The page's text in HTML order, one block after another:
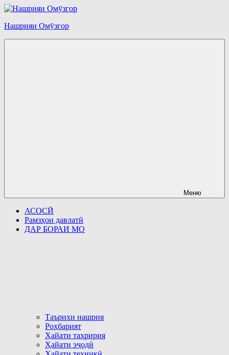
Перейти
содержимому
Нашрияи Омӯзгор
Меню
АСОСӢ
Рамзҳои давлатӣ
ДАР БОРАИ МО
Таърихи нашрия
Роҳбарият
Ҳайати таҳририя
Ҳайати эҷодӣ